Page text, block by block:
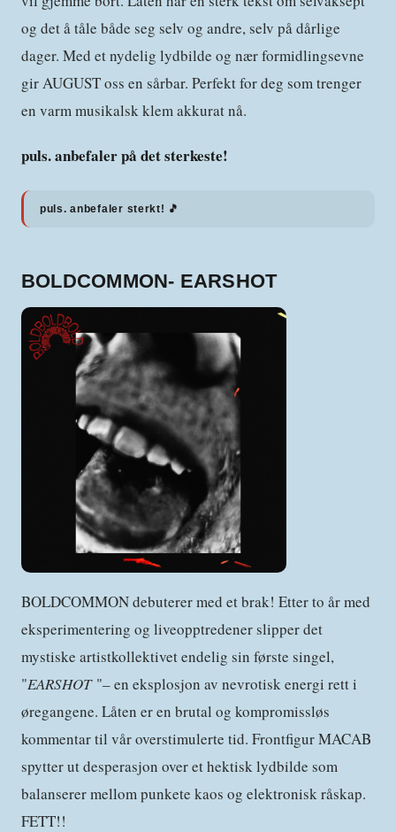
og det å tåle både seg selv og andre, selv på dårlige
dager. Med et nydelig lydbilde og nær formidlingsevne
gir AUGUST oss en sårbar. Perfekt for deg som trenger
en varm musikalsk klem akkurat nå.
puls. anbefaler på det sterkeste!
puls. anbefaler sterkt! 🎵
BOLDCOMMON- EARSHOT
BOLDCOMMON debuterer med et brak! Etter to år med
eksperimentering og liveopptredener slipper det
mystiske artistkollektivet endelig sin første singel,
"EARSHOT "– en eksplosjon av nevrotisk energi rett i
øregangene. Låten er en brutal og kompromissløs
kommentar til vår overstimulerte tid. Frontfigur MACAB
spytter ut desperasjon over et hektisk lydbilde som
balanserer mellom punkete kaos og elektronisk råskap.
FETT!!